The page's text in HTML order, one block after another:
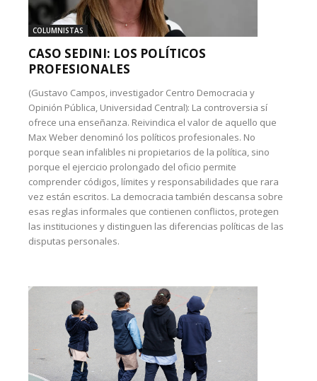
COLUMNISTAS
CASO SEDINI: LOS POLÍTICOS
PROFESIONALES
(Gustavo Campos, investigador Centro Democracia y
Opinión Pública, Universidad Central): La controversia sí
ofrece una enseñanza. Reivindica el valor de aquello que
Max Weber denominó los políticos profesionales. No
porque sean infalibles ni propietarios de la política, sino
porque el ejercicio prolongado del oficio permite
comprender códigos, límites y responsabilidades que rara
vez están escritos. La democracia también descansa sobre
esas reglas informales que contienen conflictos, protegen
las instituciones y distinguen las diferencias políticas de las
disputas personales.